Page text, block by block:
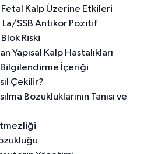
Kalp Üzerine Etkileri
SSB Antikor Pozitif
Riski
Yapısal Kalp Hastalıkları
İçeriği
Çekilir?
Bozukluklarının Tanısı ve